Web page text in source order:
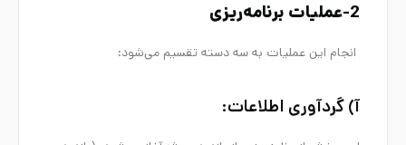
2-عملیات برنامه‌ریزی
انجام این عملیات به سه دسته تقسیم می‌شود:
آ) گردآوری اطلاعات: